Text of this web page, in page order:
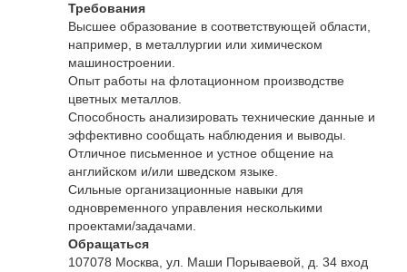
Требования
Высшее образование в соответствующей области,
например, в металлургии или химическом
машиностроении.
Опыт работы на флотационном производстве
цветных металлов.
Способность анализировать технические данные и
эффективно сообщать наблюдения и выводы.
Отличное письменное и устное общение на
английском и/или шведском языке.
Сильные организационные навыки для
одновременного управления несколькими
проектами/задачами.
Обращаться
107078 Москва, ул. Маши Порываевой, д. 34 вход